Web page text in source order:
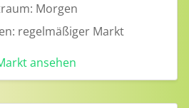
Morgen
regelmäßiger Markt
ansehen